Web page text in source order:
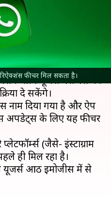
फीचर मिल सकता है।
pm
कई महीनों से एक
साथ यूजर्स मेसेजेस का
दे सकेंगे।
नाम दिया गया है और ऐप
अपडेट्स के लिए यह फीचर
(जैसे- इंस्टाग्राम
ही मिल रहा है।
यूजर्स आठ इमोजीस में से